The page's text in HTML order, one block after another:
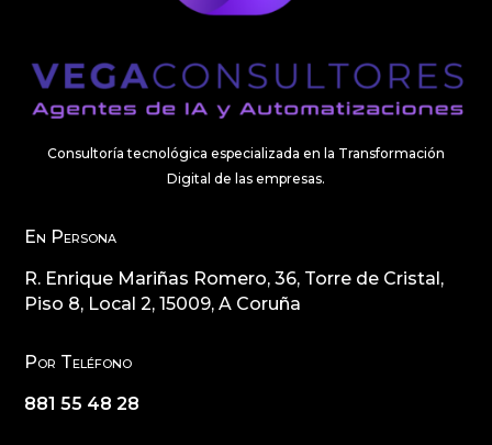
Consultoría tecnológica especializada en la Transformación
Digital de las empresas.
En Persona
R. Enrique Mariñas Romero, 36, Torre de Cristal,
Piso 8, Local 2, 15009, A Coruña
Por Teléfono
881 55 48 28